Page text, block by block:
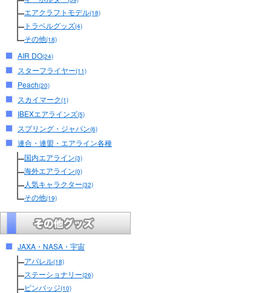
エアクラフトモデル(18)
トラベルグッズ(4)
その他(18)
AIR DO(24)
スターフライヤー(11)
Peach(20)
スカイマーク(1)
IBEXエアラインズ(5)
スプリング・ジャパン(6)
連合・連盟・エアライン各種
国内エアライン(3)
海外エアライン(0)
人気キャラクター(32)
その他(19)
JAXA・NASA・宇宙
アパレル(18)
ステーショナリー(26)
ピンバッジ(10)